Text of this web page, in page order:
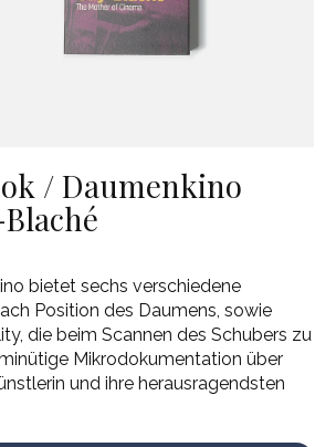
/ Daumenkino
bietet sechs verschiedene
Position des Daumens, sowie
die beim Scannen des Schubers zu
Mikrodokumentation über
und ihre herausragendsten